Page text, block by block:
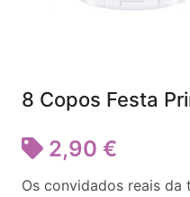
8 Copos Festa
2,90 €
Os convidados reais da